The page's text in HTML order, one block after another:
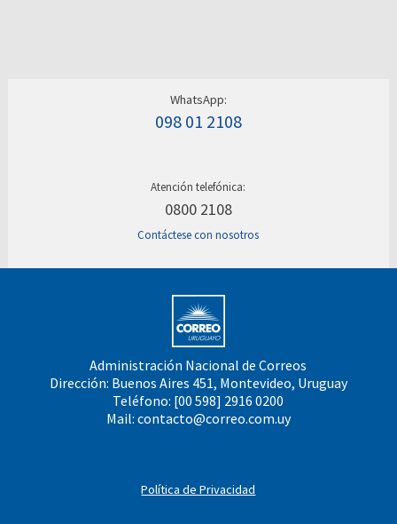
WhatsApp:
098 01 2108
Atención telefónica:
0800 2108
Contáctese con nosotros
Administración Nacional de Correos
Dirección: Buenos Aires 451, Montevideo, Uruguay
Teléfono: [00 598] 2916 0200
Mail: contacto@correo.com.uy
Política de Privacidad